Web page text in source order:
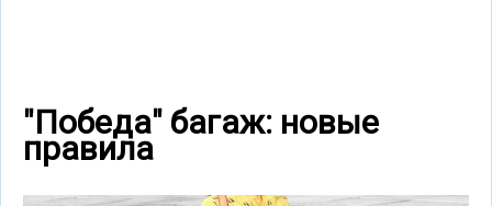
"Победа" багаж: новые
правила